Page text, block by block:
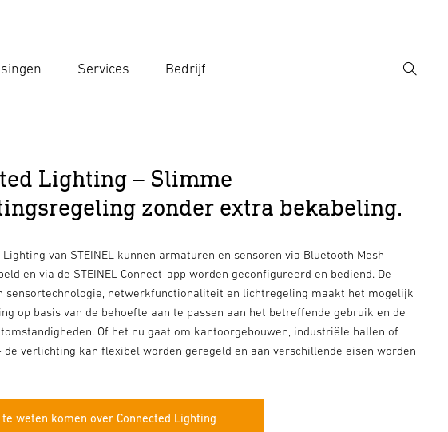
Services Bedrijf
Zoek
Lighting – Slimme
zonder extra bekabeling.
Lighting van STEINEL kunnen armaturen en sensoren via Bluetooth Mesh
en via de STEINEL Connect-app worden geconfigureerd en bediend. De
sensortechnologie, netwerkfunctionaliteit en lichtregeling maakt het mogelijk
op basis van de behoefte aan te passen aan het betreffende gebruik en de
Of het nu gaat om kantoorgebouwen, industriële hallen of
de verlichting kan flexibel worden geregeld en aan verschillende eisen worden
weten komen over Connected Lighting